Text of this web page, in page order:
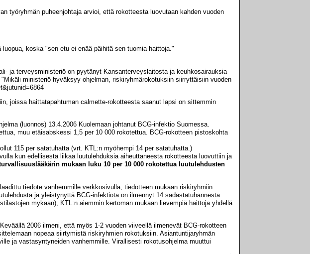
työryhmän puheenjohtaja arvioi, että rokotteesta luovutaan kahden vuoden
koska "sen etu ei enää päihitä sen tuomia haittoja."
ja terveysministeriö on pyytänyt Kansanterveyslaitosta ja keuhkosairauksia
ministeriö hyväksyy ohjelman, riskiryhmärokotuksiin siirryttäisiin vuoden
joissa haittatapahtuman calmette-rokotteesta saanut lapsi on sittemmin
(luonnos) 13.4.2006 Kuolemaan johtanut BCG-infektio Suomessa.
muu etäisabskessi 1,5 per 10 000 rokotettua. BCG-rokotteen pistoskohta
115 per satatuhatta (vrt. KTL:n myöhempi 14 per satatuhatta.)
kun edellisestä liikaa luutulehduksia aiheuttaneesta rokotteesta luovuttiin ja
mukaan luku 10 per 10 000 rokotettua luutulehdusten
tiedote vanhemmille verkkosivulla, tiedotteen mukaan riskiryhmiin
ja yleistynyttä BCG-infektiota on ilmennyt 14 sadastatuhannesta
mykaan), KTL:n aiemmin kertoman mukaan lievempiä haittoja yhdellä
2006 ilmeni, että myös 1-2 vuoden viiveellä ilmenevät BCG-rokotteen
nopeaa siirtymistä riskiryhmien rokotuksiin. Asiantuntijaryhmän
ja vastasyntyneiden vanhemmille. Virallisesti rokotusohjelma muuttui